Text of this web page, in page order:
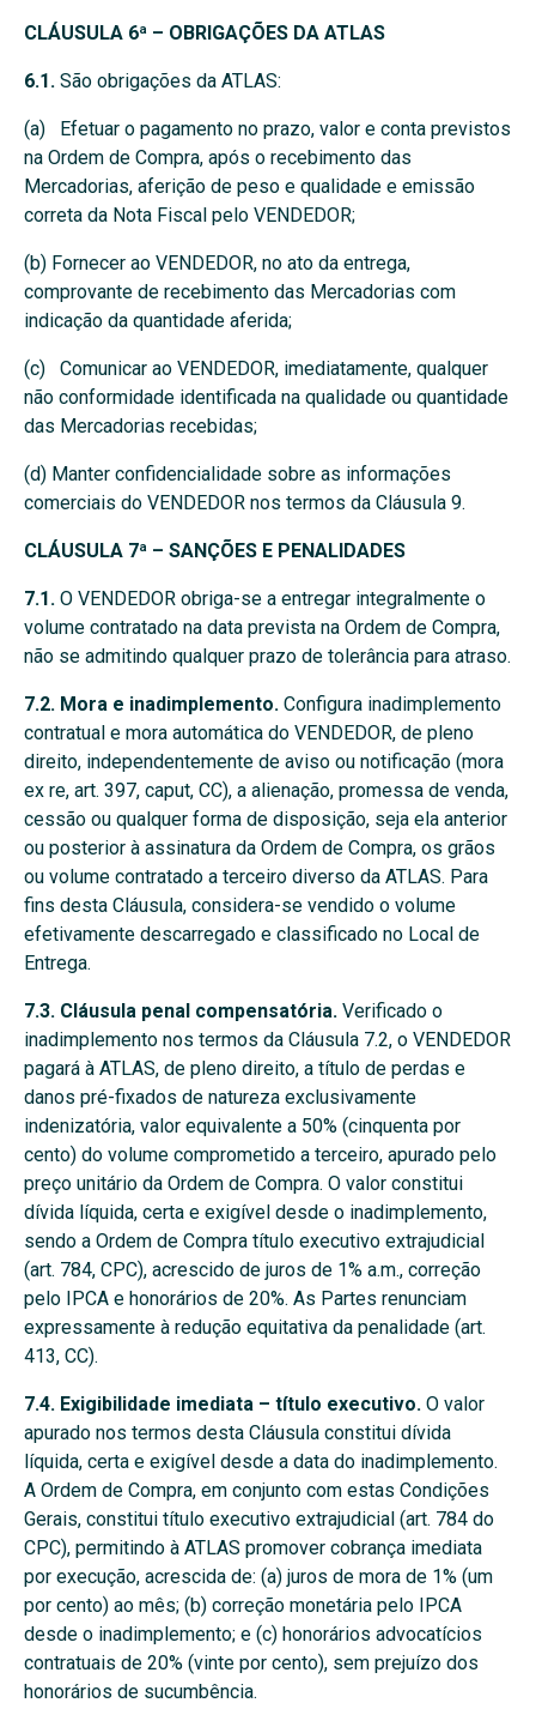
CLÁUSULA 6ª – OBRIGAÇÕES DA ATLAS
6.1. São obrigações da ATLAS:
(a) Efetuar o pagamento no prazo, valor e conta previstos
na Ordem de Compra, após o recebimento das
Mercadorias, aferição de peso e qualidade e emissão
correta da Nota Fiscal pelo VENDEDOR;
(b) Fornecer ao VENDEDOR, no ato da entrega,
comprovante de recebimento das Mercadorias com
indicação da quantidade aferida;
(c) Comunicar ao VENDEDOR, imediatamente, qualquer
não conformidade identificada na qualidade ou quantidade
das Mercadorias recebidas;
(d) Manter confidencialidade sobre as informações
comerciais do VENDEDOR nos termos da Cláusula 9.
CLÁUSULA 7ª – SANÇÕES E PENALIDADES
7.1. O VENDEDOR obriga-se a entregar integralmente o
volume contratado na data prevista na Ordem de Compra,
não se admitindo qualquer prazo de tolerância para atraso.
7.2. Mora e inadimplemento. Configura inadimplemento
contratual e mora automática do VENDEDOR, de pleno
direito, independentemente de aviso ou notificação (mora
ex re, art. 397, caput, CC), a alienação, promessa de venda,
cessão ou qualquer forma de disposição, seja ela anterior
ou posterior à assinatura da Ordem de Compra, os grãos
ou volume contratado a terceiro diverso da ATLAS. Para
fins desta Cláusula, considera-se vendido o volume
efetivamente descarregado e classificado no Local de
Entrega.
7.3. Cláusula penal compensatória. Verificado o
inadimplemento nos termos da Cláusula 7.2, o VENDEDOR
pagará à ATLAS, de pleno direito, a título de perdas e
danos pré-fixados de natureza exclusivamente
indenizatória, valor equivalente a 50% (cinquenta por
cento) do volume comprometido a terceiro, apurado pelo
preço unitário da Ordem de Compra. O valor constitui
dívida líquida, certa e exigível desde o inadimplemento,
sendo a Ordem de Compra título executivo extrajudicial
(art. 784, CPC), acrescido de juros de 1% a.m., correção
pelo IPCA e honorários de 20%. As Partes renunciam
expressamente à redução equitativa da penalidade (art.
413, CC).
7.4. Exigibilidade imediata – título executivo. O valor
apurado nos termos desta Cláusula constitui dívida
líquida, certa e exigível desde a data do inadimplemento.
A Ordem de Compra, em conjunto com estas Condições
Gerais, constitui título executivo extrajudicial (art. 784 do
CPC), permitindo à ATLAS promover cobrança imediata
por execução, acrescida de: (a) juros de mora de 1% (um
por cento) ao mês; (b) correção monetária pelo IPCA
desde o inadimplemento; e (c) honorários advocatícios
contratuais de 20% (vinte por cento), sem prejuízo dos
honorários de sucumbência.